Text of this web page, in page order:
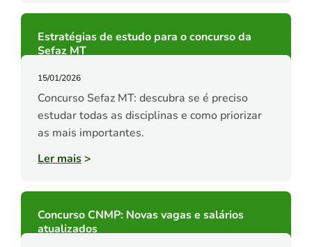
Estratégias de estudo para o concurso da
Sefaz MT
15/01/2026
Concurso Sefaz MT: descubra se é preciso
estudar todas as disciplinas e como priorizar
as mais importantes.
Ler mais>
Concurso CNMP: Novas vagas e salários
atualizados